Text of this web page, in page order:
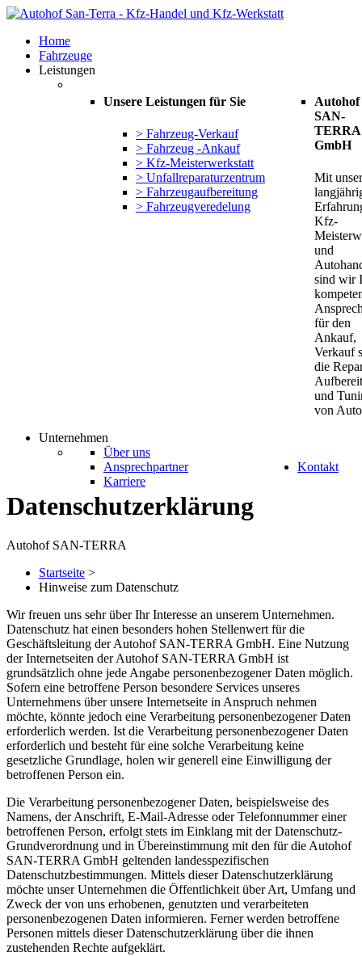
Home
Fahrzeuge
Leistungen
Unsere Leistungen für Sie
> Fahrzeug-Verkauf
> Fahrzeug -Ankauf
> Kfz-Meisterwerkstatt
> Unfallreparaturzentrum
> Fahrzeugaufbereitung
> Fahrzeugveredelung
Autohof
SAN-
TERRA
GmbH
Mit
Kfz-
und
sind wir
für den
Ankauf,
Verkauf
die
und
von
Unternehmen
Über uns
Ansprechpartner
Karriere
Kontakt
Datenschutzerklärung
Autohof SAN-TERRA
Startseite >
Hinweise zum Datenschutz
Wir freuen uns sehr über Ihr Interesse an unserem Unternehmen.
Datenschutz hat einen besonders hohen Stellenwert für die
Geschäftsleitung der Autohof SAN-TERRA GmbH. Eine Nutzung
der Internetseiten der Autohof SAN-TERRA GmbH ist
grundsätzlich ohne jede Angabe personenbezogener Daten möglich.
Sofern eine betroffene Person besondere Services unseres
Unternehmens über unsere Internetseite in Anspruch nehmen
möchte, könnte jedoch eine Verarbeitung personenbezogener Daten
erforderlich werden. Ist die Verarbeitung personenbezogener Daten
erforderlich und besteht für eine solche Verarbeitung keine
gesetzliche Grundlage, holen wir generell eine Einwilligung der
betroffenen Person ein.
Die Verarbeitung personenbezogener Daten, beispielsweise des
Namens, der Anschrift, E-Mail-Adresse oder Telefonnummer einer
betroffenen Person, erfolgt stets im Einklang mit der Datenschutz-
Grundverordnung und in Übereinstimmung mit den für die Autohof
SAN-TERRA GmbH geltenden landesspezifischen
Datenschutzbestimmungen. Mittels dieser Datenschutzerklärung
möchte unser Unternehmen die Öffentlichkeit über Art, Umfang und
Zweck der von uns erhobenen, genutzten und verarbeiteten
personenbezogenen Daten informieren. Ferner werden betroffene
Personen mittels dieser Datenschutzerklärung über die ihnen
zustehenden Rechte aufgeklärt.